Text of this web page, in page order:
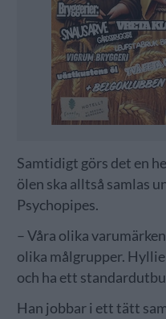
Samtidigt görs det en
ölen ska alltså samlas
Psychopipes.
– Våra olika
olika målgrupper.
och ha ett
Han jobbar i ett tätt